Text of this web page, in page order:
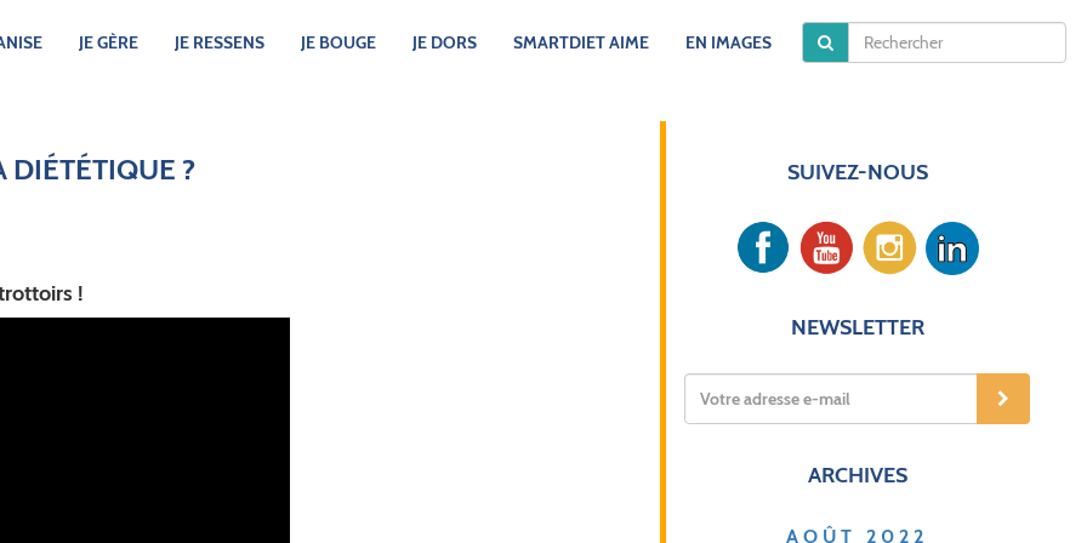
JE GÈRE JE RESSENS JE BOUGE JE DORS SMARTDIET AIME EN IMAGES SANTÉ AU TRAVAIL
DIÉTÉTIQUE ?
!
SUIVEZ-NOUS
NEWSLETTER
ARCHIVES
AOÛT 2022